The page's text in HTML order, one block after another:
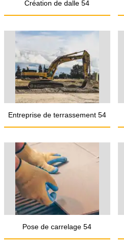
Création de dalle 54
Entreprise de terrassement 54
Pose de carrelage 54